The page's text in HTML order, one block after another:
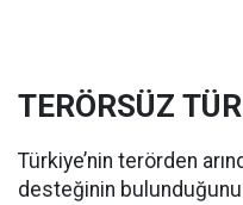
TERÖRSÜZ
Türkiye’nin terörden
desteğinin